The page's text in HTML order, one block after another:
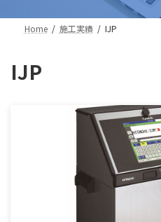
Home 施工実績 IJP
IJP